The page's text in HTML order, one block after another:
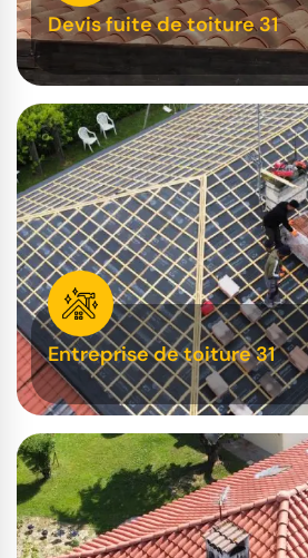
Devis fuite de toiture 31
Entreprise de toiture 31